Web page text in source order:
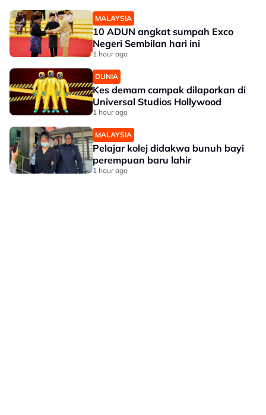
MALAYSIA
10 ADUN angkat sumpah Exco
Negeri Sembilan hari ini
1 hour ago
DUNIA
Kes demam campak dilaporkan di
Universal Studios Hollywood
1 hour ago
MALAYSIA
Pelajar kolej didakwa bunuh bayi
perempuan baru lahir
1 hour ago